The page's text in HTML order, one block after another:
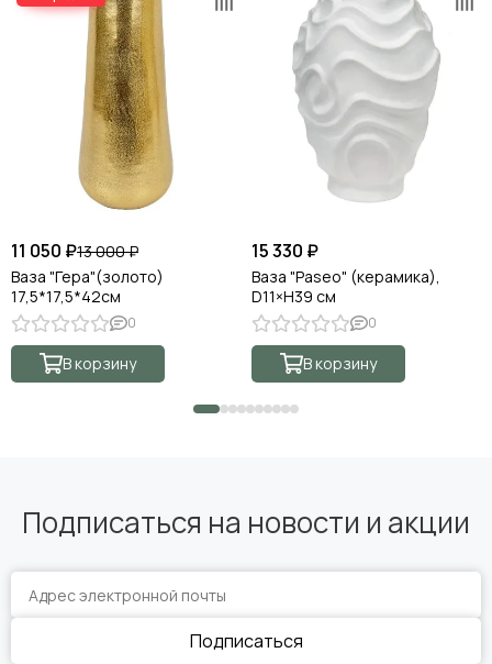
11 050 ₽13 000 ₽
Ваза "Гера"(золото)
17,5*17,5*42см
0
В корзину
15 330 ₽
Ваза "Paseo" (керамика),
D11×H39 см
0
В корзину
Подписаться на новости и акции
Подписаться